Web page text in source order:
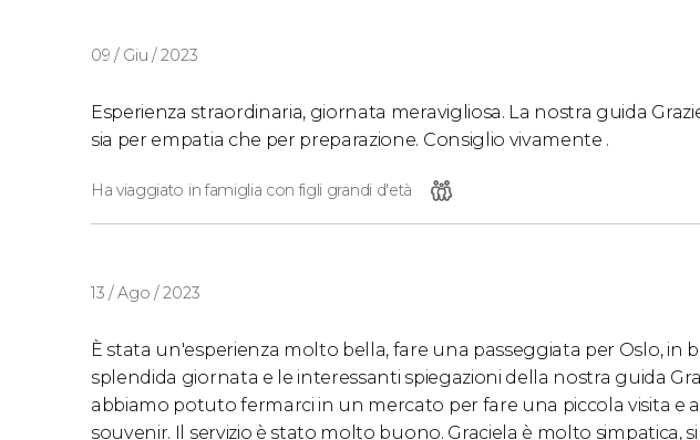
09 / Giu / 2023
Esperienza straordinaria, giornata meravigliosa. La nostra guida
sia per empatia che per preparazione. Consiglio vivamente .
Ha viaggiato in famiglia con figli grandi d'età
13 / Ago / 2023
È stata un'esperienza molto bella, fare una passeggiata per Oslo, in
splendida giornata e le interessanti spiegazioni della nostra guida
abbiamo potuto fermarci in un mercato per fare una piccola visita e
souvenir. Il servizio è stato molto buono. Graciela è molto simpatica,